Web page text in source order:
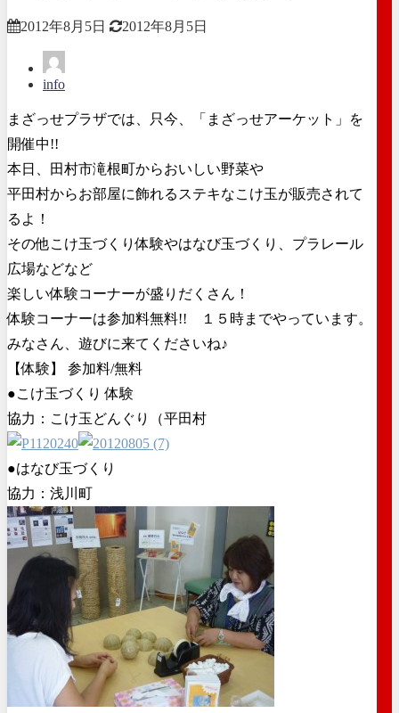
2012年8月5日 2012年8月5日
info
まざっせプラザでは、只今、「まざっせアーケット」を
開催中!!
本日、田村市滝根町からおいしい野菜や
平田村からお部屋に飾れるステキなこけ玉が販売されて
るよ！
その他こけ玉づくり体験やはなび玉づくり、プラレール
広場などなど
楽しい体験コーナーが盛りだくさん！
体験コーナーは参加料無料!! １５時までやっています。
みなさん、遊びに来てくださいね♪
【体験】 参加料/無料
●こけ玉づくり 体験
協力：こけ玉どんぐり（平田村
●はなび玉づくり
協力：浅川町